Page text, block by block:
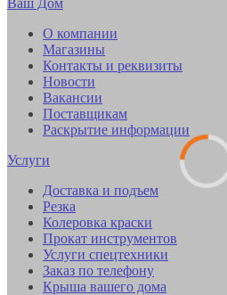
О компании
Магазины
Контакты и реквизиты
Новости
Вакансии
Поставщикам
Раскрытие информации
Услуги
Доставка и подъем
Резка
Колеровка краски
Прокат инструментов
Услуги спецтехники
Заказ по телефону
Крыша вашего дома